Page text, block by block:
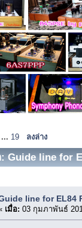
... 19 ลงล่าง
Guide line for
line for EL84
เมื่อ: 03 กุมภาพันธ์